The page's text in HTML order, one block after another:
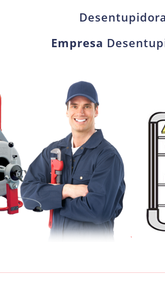
Empresa